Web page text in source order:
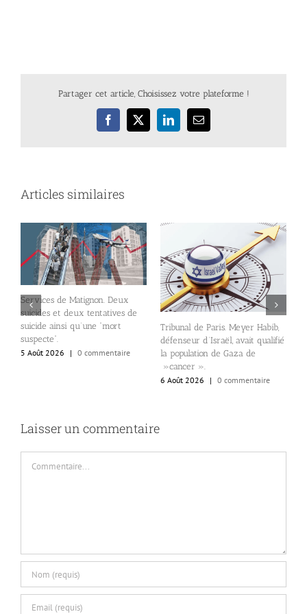
Partager cet article, Choisissez votre plateforme !
Facebook
X LinkedInEmail
Articles similaires
Services de Matignon. Deux
suicides et deux tentatives de
suicide ainsi qu’une “mort
suspecte”.
5 Août 2026
| 0 commentaire
Tribunal de Paris. Meyer Habib,
défenseur d’Israël, avait qualifié
la population de Gaza de
»cancer ».
6 Août 2026
| 0 commentaire
Laisser un commentaire